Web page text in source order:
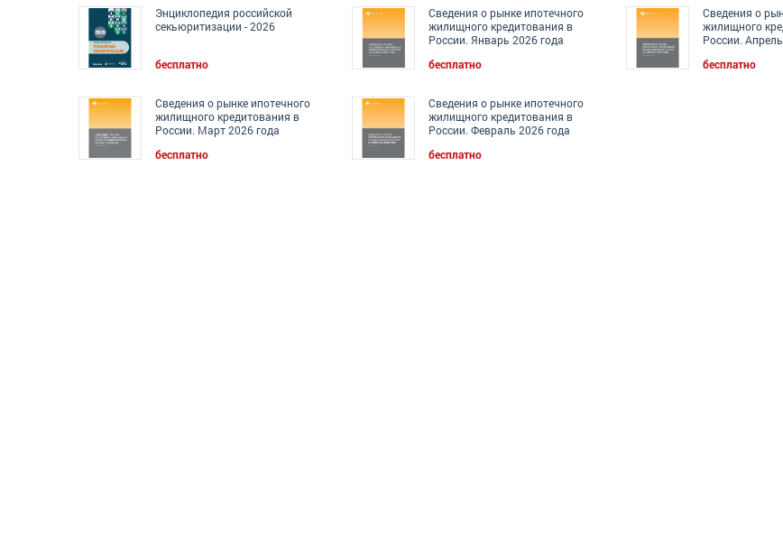
Энциклопедия российской
секьюритизации - 2026
бесплатно
Сведения о рынке ипотечного
жилищного кредитования в
России. Январь 2026 года
бесплатно
Сведения о
жилищного
России.
бесплатно
Сведения о рынке ипотечного
жилищного кредитования в
России. Март 2026 года
бесплатно
Сведения о рынке ипотечного
жилищного кредитования в
России. Февраль 2026 года
бесплатно